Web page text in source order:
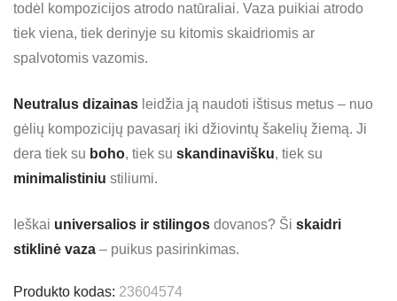
todėl kompozicijos atrodo natūraliai. Vaza puikiai atrodo
tiek viena, tiek derinyje su kitomis skaidriomis ar
spalvotomis vazomis.
Neutralus dizainas leidžia ją naudoti ištisus metus – nuo
gėlių kompozicijų pavasarį iki džiovintų šakelių žiemą. Ji
dera tiek su boho, tiek su skandinavišku, tiek su
minimalistiniu stiliumi.
Ieškai universalios ir stilingos dovanos? Ši skaidri
stiklinė vaza – puikus pasirinkimas.
Produkto kodas: 23604574